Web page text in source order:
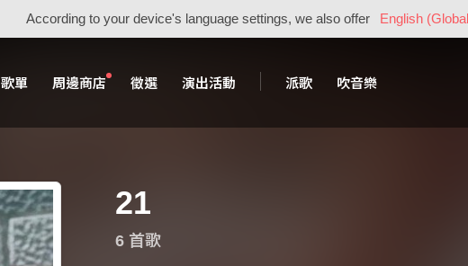
According to your device's language settings, we also offer English
歌單 周邊商店 徵選 演出活動 派歌 吹音樂
21
6 首歌